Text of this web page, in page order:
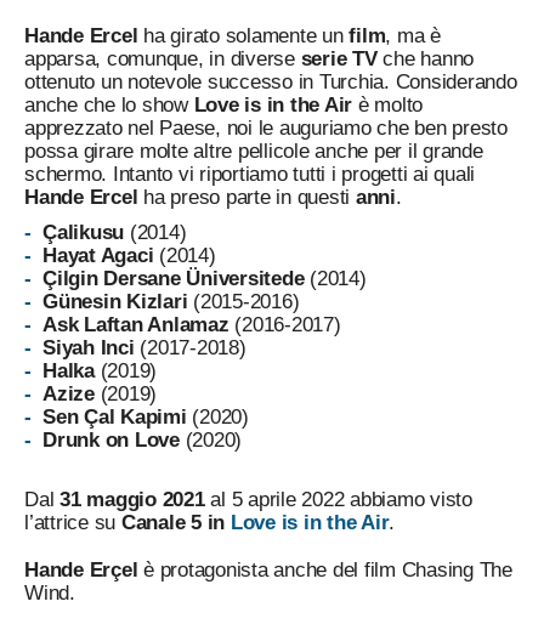
Hande Ercel ha girato solamente unfilm, ma è
apparsa, comunque, in diverse serie TVche hanno
ottenuto un notevole successo in Turchia. Considerando
anche che lo show Love is in the Air è molto
apprezzato nel Paese, noi le auguriamo che ben presto
possa girare molte altre pellicole anche per il grande
schermo. Intanto vi riportiamo tutti i progetti ai quali
Hande Ercel ha preso parte in questi anni.
Çalikusu (2014)
Hayat Agaci (2014)
Çilgin Dersane Üniversitede (2014)
Günesin Kizlari (2015-2016)
Ask Laftan Anlamaz (2016-2017)
Siyah Inci (2017-2018)
Halka(2019)
Azize (2019)
Sen Çal Kapimi (2020)
Drunk on Love(2020)
Dal31 maggio 2021al 5 aprile 2022 abbiamo visto
l’attrice su Canale 5 in Love is in the Air.
Hande Erçel è protagonista anche del film Chasing The
Wind.